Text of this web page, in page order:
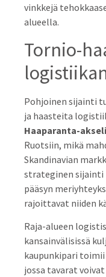
vinkkejä
alueella.
Tornio-
Pohjoinen sijainti
ja haasteita
Haaparanta-akseli
Ruotsiin, mikä
Skandinavian
strateginen sijainti
pääsyn
rajoittavat niiden
Raja-alueen
kansainvälisissä
kaupunkipari
jossa tavarat